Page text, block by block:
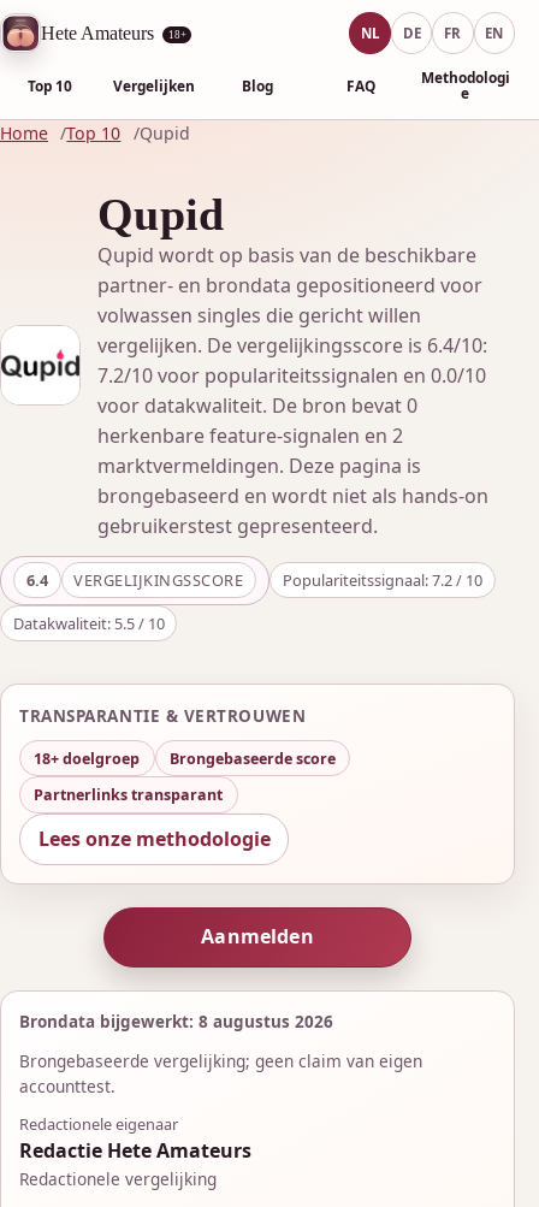
Hete Amateurs 18+
Top 10 Vergelijken Blog FAQ
Methodologi
e
NL DE FR EN
Home Top 10 Qupid
Qupid
Qupid wordt op basis van de beschikbare
partner- en brondata gepositioneerd voor
volwassen singles die gericht willen
vergelijken. De vergelijkingsscore is 6.4/10:
7.2/10 voor populariteitssignalen en 0.0/10
voor datakwaliteit. De bron bevat 0
herkenbare feature-signalen en 2
marktvermeldingen. Deze pagina is
brongebaseerd en wordt niet als hands-on
gebruikerstest gepresenteerd.
6.4 VERGELIJKINGSSCORE
Populariteitssignaal: 7.2 / 10
Datakwaliteit: 5.5 / 10
TRANSPARANTIE & VERTROUWEN
18+ doelgroep
Brongebaseerde score
Partnerlinks transparant
Lees onze methodologie
Aanmelden
Brondata bijgewerkt: 8 augustus 2026
Brongebaseerde vergelijking; geen claim van eigen
accounttest.
Redactionele eigenaar
Redactie Hete Amateurs
Redactionele vergelijking